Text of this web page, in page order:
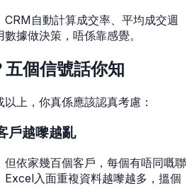
CRM自動計算成交率、平均成交週
據做決策，唔係靠感覺。
個信號話你知
上，你真係應該認真考慮：
戶越嚟越亂
依家幾百個客戶，每個有唔同嘅聯
入面重複資料越嚟越多，搵個